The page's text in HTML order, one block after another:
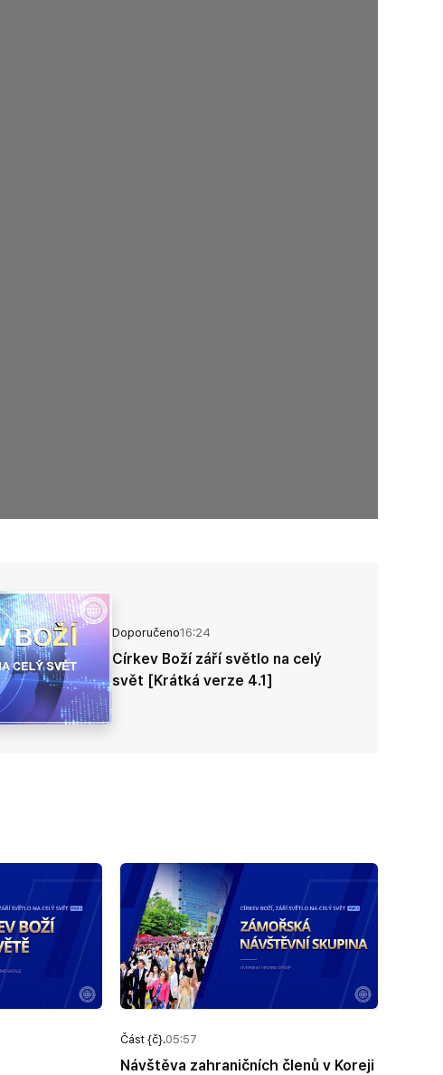
Doporučeno16:24
Církev Boží září světlo na celý
svět [Krátká verze 4.1]
Část {č}.05:57
Návštěva zahraničních členů v Koreji